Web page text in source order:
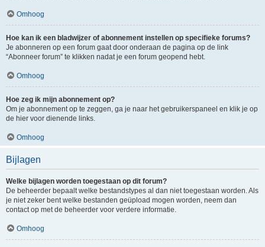
Omhoog
Hoe kan ik een bladwijzer of abonnement instellen op specifieke forums?
Je abonneren op een forum gaat door onderaan de pagina op de link
“Abonneer forum” te klikken nadat je een forum geopend hebt.
Omhoog
Hoe zeg ik mijn abonnement op?
Om je abonnement op te zeggen, ga je naar het gebruikerspaneel en klik je op
de hier voor dienende links.
Omhoog
Bijlagen
Welke bijlagen worden toegestaan op dit forum?
De beheerder bepaalt welke bestandstypes al dan niet toegestaan worden. Als
je niet zeker bent welke bestanden geüpload mogen worden, neem dan
contact op met de beheerder voor verdere informatie.
Omhoog